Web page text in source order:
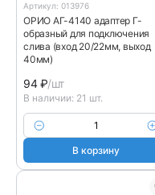
Артикул: 013976
ОРИО АГ-4140 адаптер Г-
образный для подключения
слива (вход 20/22мм, выход
40мм)
94₽/шт
В наличии: 21 шт.
В корзину